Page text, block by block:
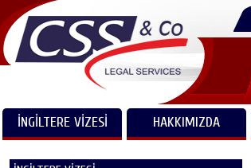
İNGİLTERE VİZESİ HAKKIMIZDA